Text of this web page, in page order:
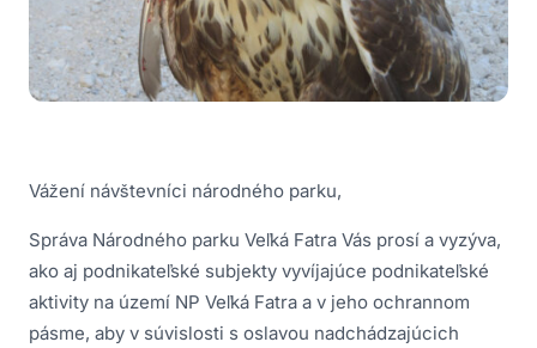
Vážení návštevníci národného parku,
Správa Národného parku Veľká Fatra Vás prosí a vyzýva,
ako aj podnikateľské subjekty vyvíjajúce podnikateľské
aktivity na území NP Veľká Fatra a v jeho ochrannom
pásme, aby v súvislosti s oslavou nadchádzajúcich